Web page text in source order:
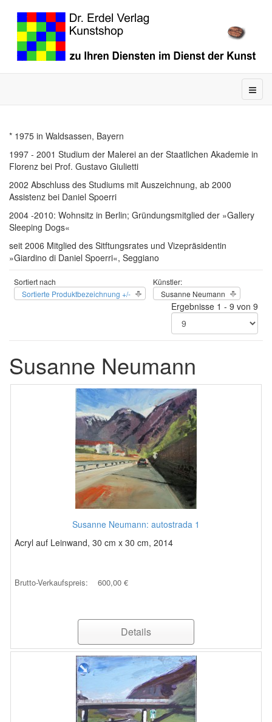
* 1975 in Waldsassen, Bayern
1997 - 2001 Studium der Malerei an der Staatlichen Akademie in
Florenz bei Prof. Gustavo Giulietti
2002 Abschluss des Studiums mit Auszeichnung, ab 2000
Assistenz bei Daniel Spoerri
2004 -2010: Wohnsitz in Berlin; Gründungsmitglied der »Gallery
Sleeping Dogs«
seit 2006 Mitglied des Sitftungsrates und Vizepräsidentin
»Giardino di Daniel Spoerri«, Seggiano
Sortiert nach
Sortierte Produktbezeichnung +/-
Künstler:
Susanne Neumann
Ergebnisse 1 - 9 von 9
Susanne Neumann
Susanne Neumann: autostrada 1
Acryl auf Leinwand, 30 cm x 30 cm, 2014
Brutto-Verkaufspreis: 600,00 €
Details